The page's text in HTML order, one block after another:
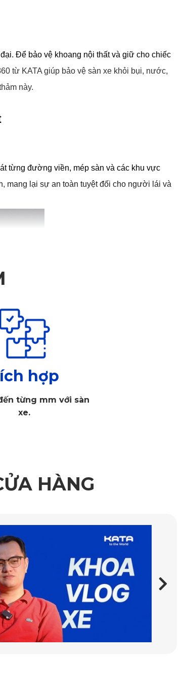
Để bảo vệ khoang nội thất và giữ cho chiếc
từ KATA giúp bảo vệ sàn xe khỏi bụi, nước,
này.
từng đường viền, mép sàn và các khu vực
mang lại sự an toàn tuyệt đối cho người lái và
hợp
từng mm với sàn
xe.
HÀNG